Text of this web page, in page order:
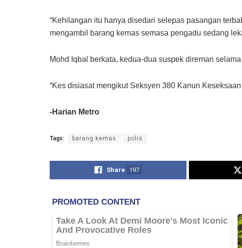
“Kehilangan itu hanya disedari selepas pasangan
mengambil barang kemas semasa pengadu sedang
Mohd Iqbal berkata, kedua-dua suspek direman
“Kes disiasat mengikut Seksyen 380 Kanun
-Harian Metro
Tags: barang kemas polis
Share 197